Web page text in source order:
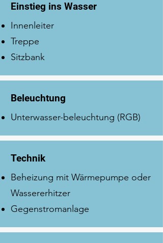
Einstieg ins Wasser
Innenleiter
Treppe
Sitzbank
Beleuchtung
Unterwasser-beleuchtung (RGB)
Technik
Beheizung mit Wärmepumpe oder
Wassererhitzer
Gegenstromanlage